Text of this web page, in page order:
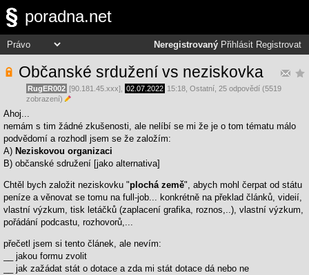
poradna.net
Neregistrovaný Přihlásit Registrovat
Občanské srdužení vs neziskovka
RugER002 [90.181.45.xxx], 02.07.2022 15:18 Ostatní , 25 odpovědí (5519
zobrazení)
Ahoj...
nemám s tim žádné zkušenosti, ale nelíbí se mi že je o tom tématu málo
podvědomí a rozhodl jsem se že založím:
A) Neziskovou organizaci
B) občanské sdružení [jako alternativa]
Chtěl bych založit neziskovku "plochá země", abych mohl čerpat od státu
peníze a věnovat se tomu na full-job... konkrétně na překlad článků, videií,
vlastní výzkum, tisk letáčků (zaplacení grafika, roznos,..), vlastní výzkum,
pořádání podcastu, rozhovorů,...
přečetl jsem si tento článek, ale nevím:
__ jakou formu zvolit
__ jak zažádat stát o dotace a zda mi stát dotace dá nebo ne